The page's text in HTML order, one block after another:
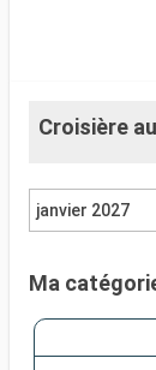
Croisière
janvier 2027
Ma